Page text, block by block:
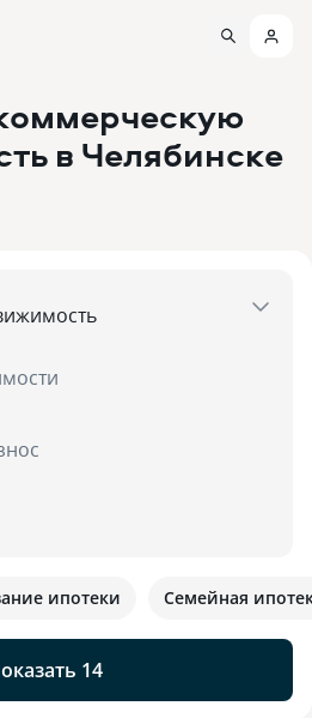
в Челябинске
14
ипотеки Семейная